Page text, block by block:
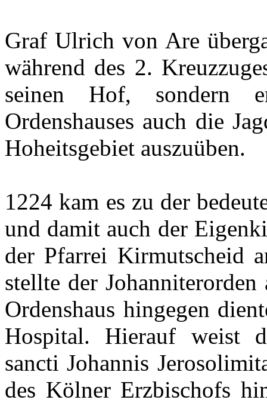
Graf Ulrich von Are
während des 2.
seinen Hof, sondern
Ordenshauses auch die
Hoheitsgebiet auszuüben.
1224 kam es zu der
und damit auch der
der Pfarrei Kirmutscheid
stellte der
Ordenshaus hingegen
Hospital. Hierauf weist
sancti Johannis
des Kölner Erzbischofs